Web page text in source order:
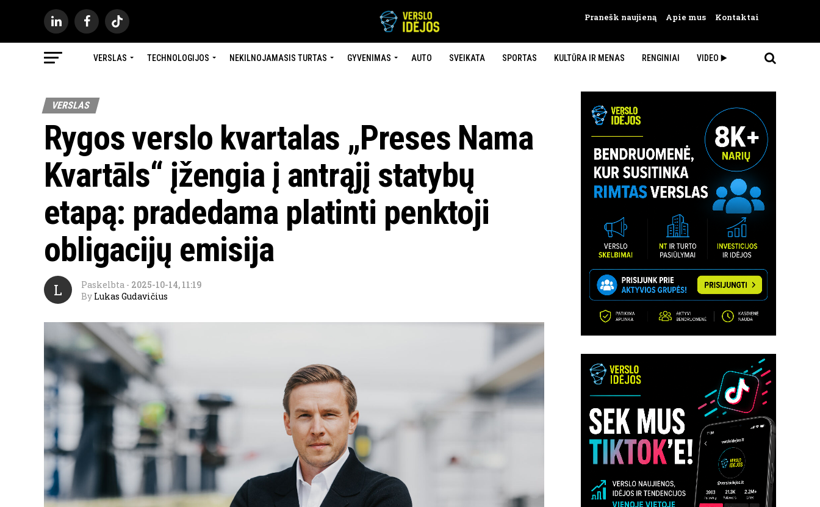
Pranešk naujieną Apie mus Kontaktai
VERSLAS TECHNOLOGIJOS NEKILNOJAMASIS TURTAS GYVENIMAS AUTO SVEIKATA SPORTAS KULTŪRA IR MENAS RENGINIAI VIDEO ▶️
VERSLAS
Rygos verslo kvartalas „Preses Nama
Kvartāls“ įžengia į antrąjį statybų
etapą: pradedama platinti penktoji
obligacijų emisija
L Paskelbta - 2025-10-14, 11:19
By Lukas Gudavičius